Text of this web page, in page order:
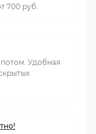
700 руб.
Удобная